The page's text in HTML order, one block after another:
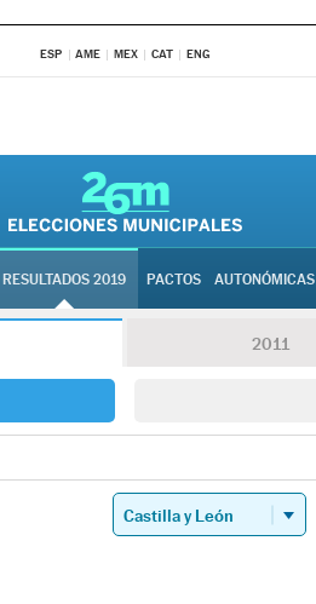
ESP AME MEX CAT ENG
RESULTADOS 2019 PACTOS AUTONÓMICAS
2011